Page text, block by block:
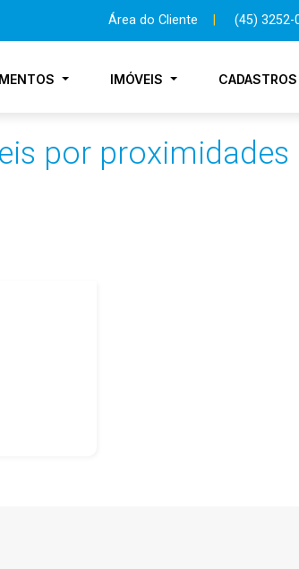
Área do Cliente (45) 3252-
IMÓVEIS CADASTROS
por proximidades